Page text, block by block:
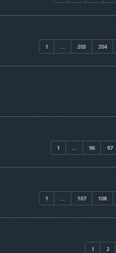
1 … 203 204
1 … 96 97
1 … 107 108
1 2